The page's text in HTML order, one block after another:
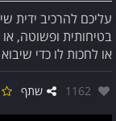
עליכם להרכיב ידית
בטיחותית ופשוטה,
או לחכות לו כדי
אהבו:
1162 שתף